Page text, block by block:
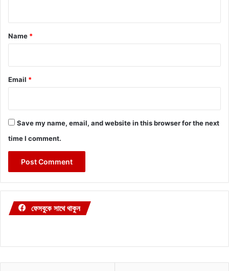
*
Name *
Email *
Save my name, email, and website in this browser for the next
time I comment.
ফেসবুকে সাথে থাকুন